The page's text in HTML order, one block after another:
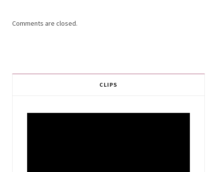
Comments are closed.
CLIPS